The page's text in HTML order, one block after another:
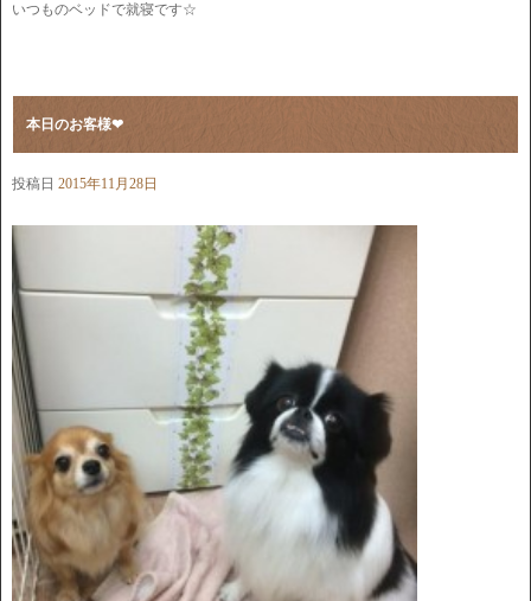
いつものベッドで就寝です☆
本日のお客様❤︎
投稿日 2015年11月28日